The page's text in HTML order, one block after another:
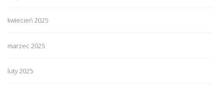
kwiecień 2025
marzec 2025
luty 2025